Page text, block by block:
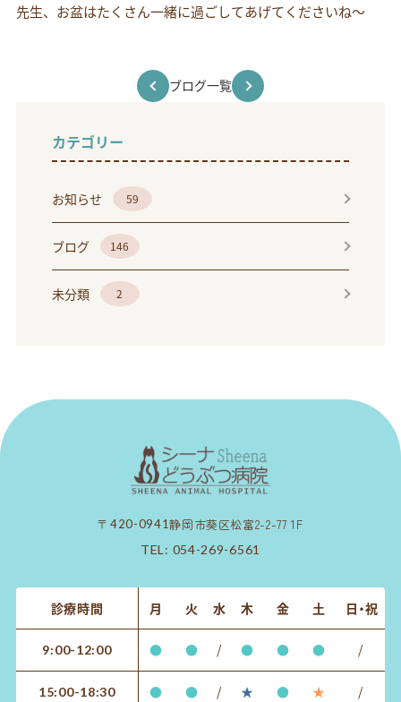
先生、お盆はたくさん一緒に過ごしてあげてくださいね～
ブログ一覧
カテゴリー
お知らせ 59
ブログ 146
未分類 2
〒420-0941静岡市葵区松富2-2-77 1F
TEL: 054-269-6561
診療時間 月 火 水 木 金 土 日・祝
9:00-12:00 ● ● / ● ● ● /
15:00-18:30 ● ● / ★ ● ★ /